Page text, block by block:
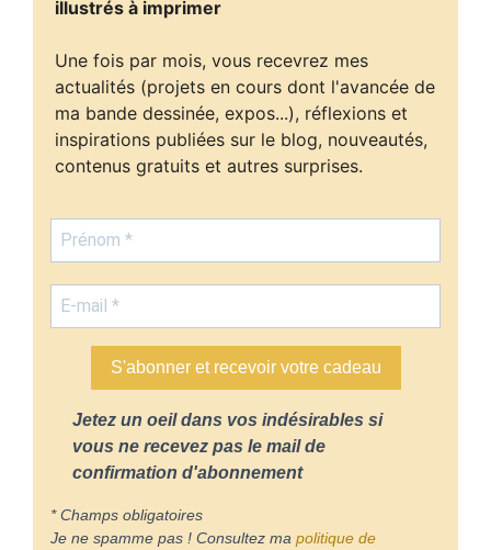
illustrés à imprimer
Une fois par mois, vous recevrez mes
actualités (projets en cours dont l'avancée de
ma bande dessinée, expos...), réflexions et
inspirations publiées sur le blog, nouveautés,
contenus gratuits et autres surprises.
S'abonner et recevoir votre cadeau
Jetez un oeil dans vos indésirables si
vous ne recevez pas le mail de
confirmation d'abonnement
* Champs obligatoires
Je ne spamme pas ! Consultez ma politique de